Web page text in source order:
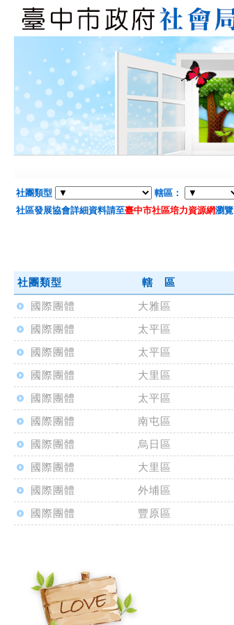
社團類型
轄區：
社區發展協會詳細資料請至臺中市社區培力資源網瀏覽
社團類型
轄 區
國際團體
大雅區
國際團體
太平區
國際團體
太平區
國際團體
大里區
國際團體
太平區
國際團體
南屯區
國際團體
烏日區
國際團體
大里區
國際團體
外埔區
國際團體
豐原區